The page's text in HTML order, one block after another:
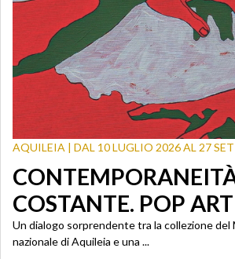
AQUILEIA | DAL 10 LUGLIO 2026 AL 27
COSTANTE. POP ART
Un dialogo sorprendente tra la collezione del
nazionale di Aquileia e una ...